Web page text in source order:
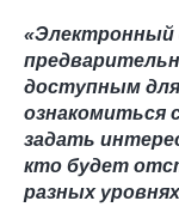
доступным
ознакомиться
задать
кто будет
разных